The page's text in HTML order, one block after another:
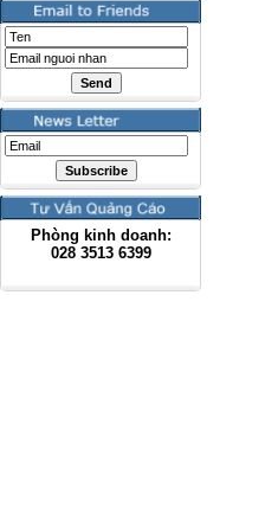
Phòng kinh doanh:
028 3513 6399